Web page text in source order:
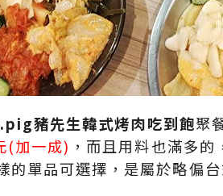
豬先生韓式烤肉吃到飽聚
(加一成) ，而且用料也滿多
的單品可選擇，是屬於略偏